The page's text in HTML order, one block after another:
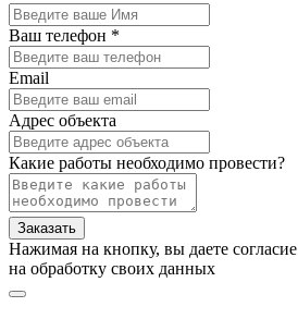
Ваш телефон *
Email
Адрес объекта
Какие работы необходимо провести?
Заказать
Нажимая на кнопку, вы даете согласие
на обработку своих данных